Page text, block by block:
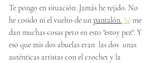
Te pongo en situación: Jamás he tejido. No
he cosido ni el vuelto de un pantalón. Se me
dan muchas cosas pero en esto "estoy pez". Y
eso que mis dos abuelas eran  las dos  unas
auténticas artistas con el crochet y la